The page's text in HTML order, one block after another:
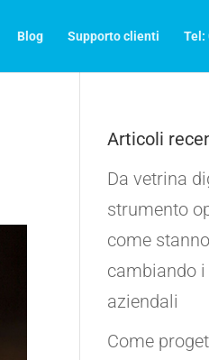
Blog Supporto clienti Tel:
Articoli
Da vetrina
strumento
come stanno
cambiando
aziendali
Come